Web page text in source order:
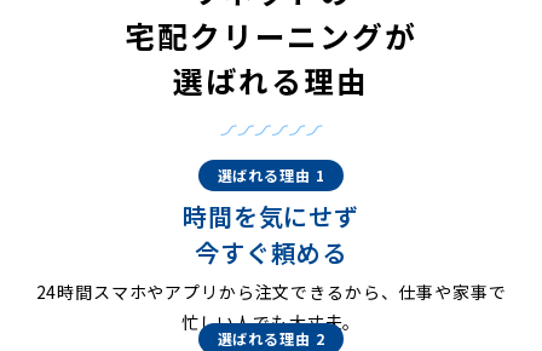
宅配クリーニングが
選ばれる理由
選ばれる理由 1
時間を気にせず
今すぐ頼める
24時間スマホやアプリから注文できるから、仕事や家事で
忙しい人でも大丈夫。
選ばれる理由 2